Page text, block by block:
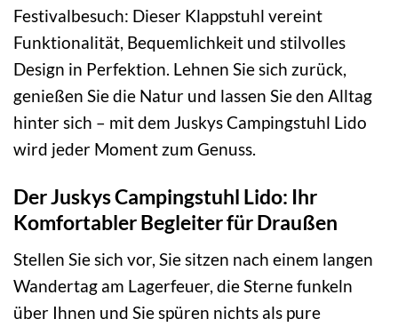
Festivalbesuch: Dieser Klappstuhl vereint
Funktionalität, Bequemlichkeit und stilvolles
Design in Perfektion. Lehnen Sie sich zurück,
genießen Sie die Natur und lassen Sie den Alltag
hinter sich – mit dem Juskys Campingstuhl Lido
wird jeder Moment zum Genuss.
Der Juskys Campingstuhl Lido: Ihr
Komfortabler Begleiter für Draußen
Stellen Sie sich vor, Sie sitzen nach einem langen
Wandertag am Lagerfeuer, die Sterne funkeln
über Ihnen und Sie spüren nichts als pure